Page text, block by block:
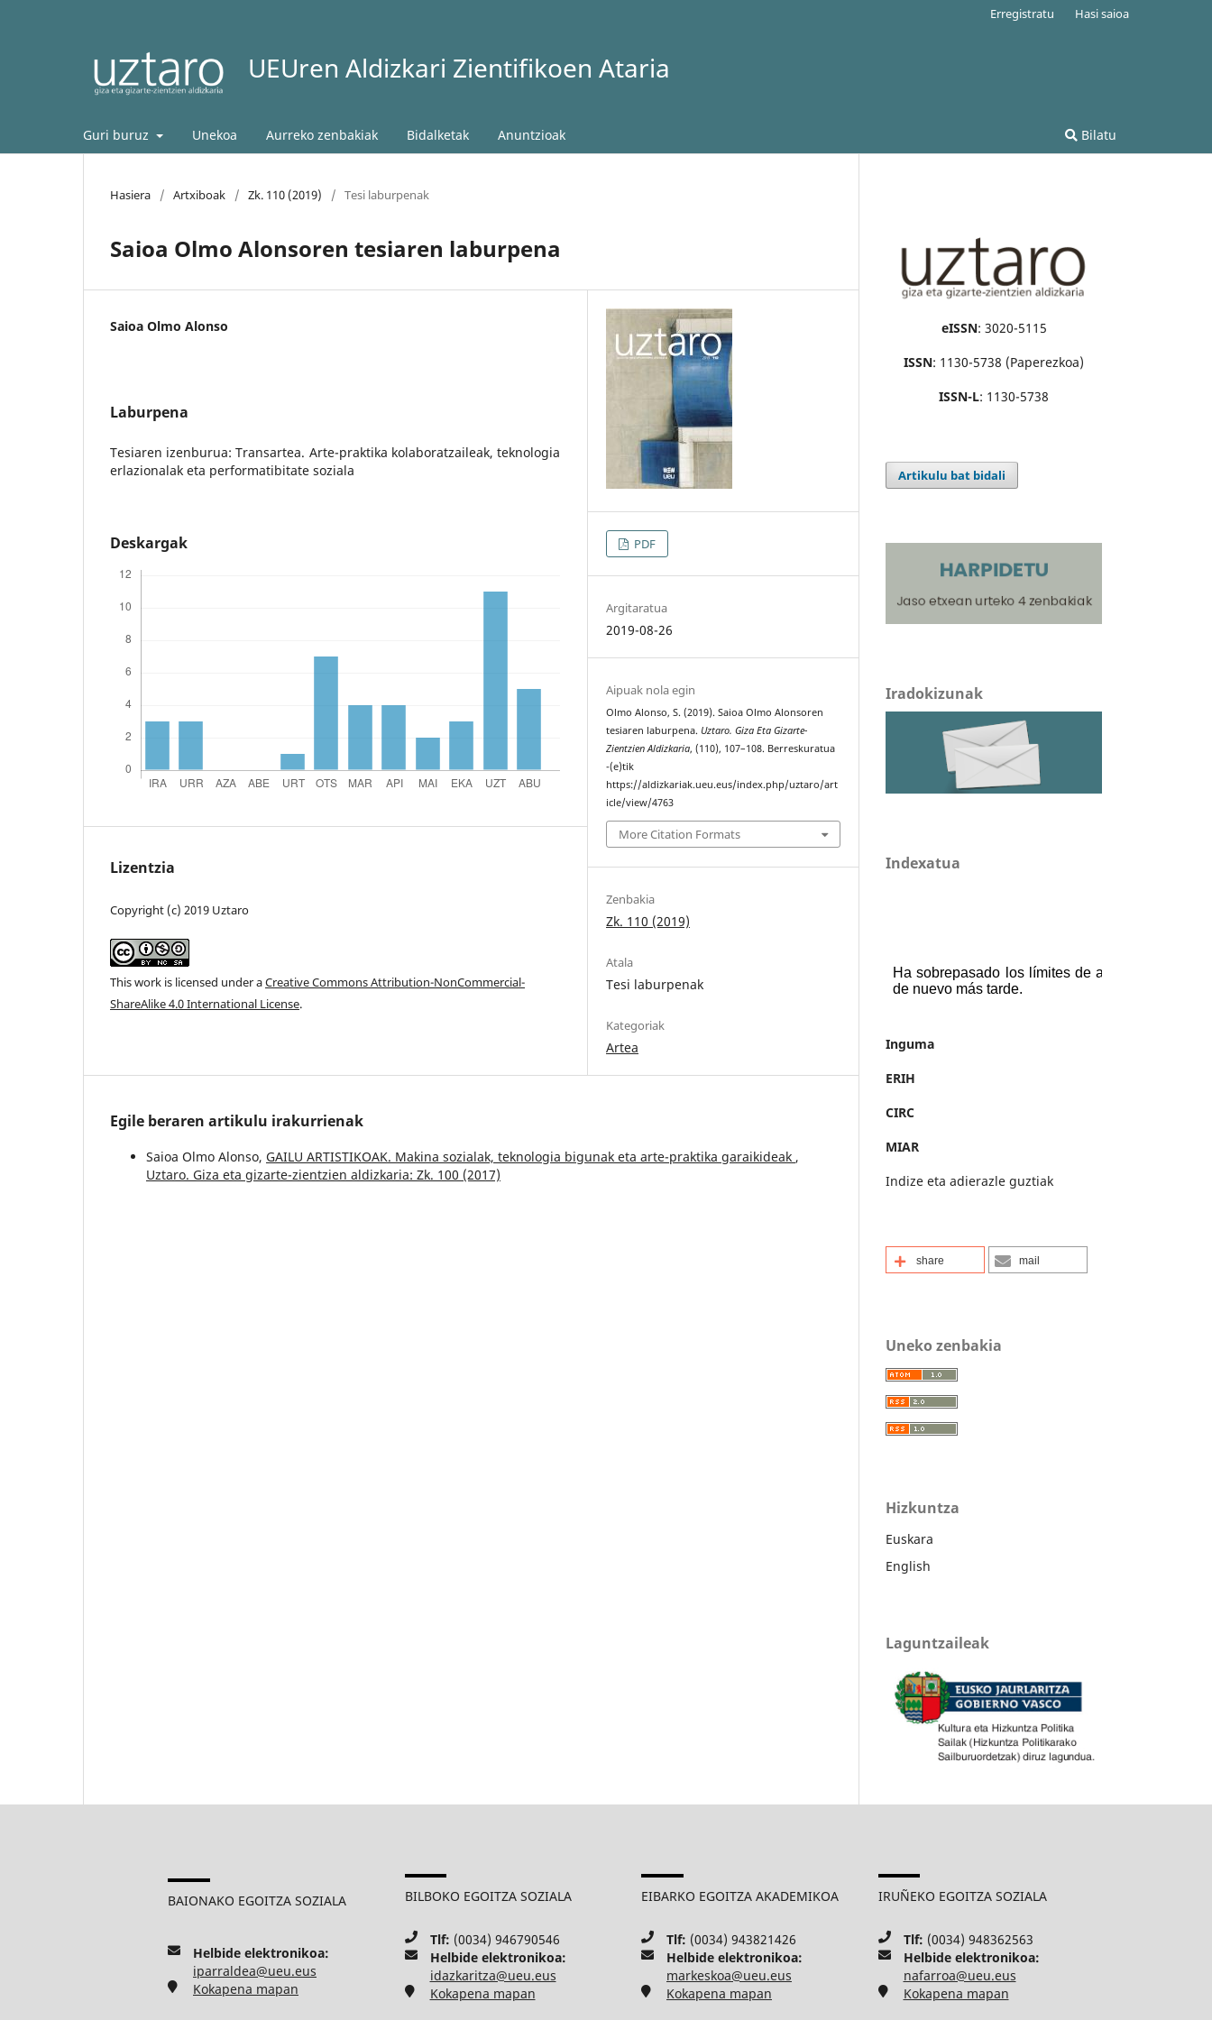
UEUren Aldizkari Zientifikoen Ataria
Guri buruz Unekoa Aurreko zenbakiak Bidalketak Anuntzioak Bilatu
Erregistratu Hasi saioa
Hasiera / Artxiboak / Zk. 110 (2019) / Tesi laburpenak
Saioa Olmo Alonsoren tesiaren laburpena
Saioa Olmo Alonso
Laburpena
Tesiaren izenburua: Transartea. Arte-praktika kolaboratzaileak, teknologia
erlazionalak eta performatibitate soziala
Deskargak
Lizentzia
Copyright (c) 2019 Uztaro
This work is licensed under aCreative Commons Attribution-NonCommercial-
ShareAlike 4.0 International License.
PDF
Argitaratua
2019-08-26
Aipuak nola egin
Olmo Alonso, S. (2019). Saioa Olmo Alonsoren
tesiaren laburpena. Uztaro. Giza Eta Gizarte-
Zientzien Aldizkaria, (110), 107–108. Berreskuratua
-(e)tik
https://aldizkariak.ueu.eus/index.php/uztaro/art
icle/view/4763
More Citation Formats
Zenbakia
Zk. 110 (2019)
Atala
Tesi laburpenak
Kategoriak
Artea
Egile beraren artikulu irakurrienak
Saioa Olmo Alonso, GAILU ARTISTIKOAK. Makina sozialak, teknologia bigunak eta arte-praktika garaikideak ,
Uztaro. Giza eta gizarte-zientzien aldizkaria: Zk. 100 (2017)
eISSN: 3020-5115
ISSN: 1130-5738 (Paperezkoa)
ISSN-L: 1130-5738
Artikulu bat bidali
Iradokizunak
Indexatua
Inguma
ERIH
CIRC
MIAR
Indize eta adierazle guztiak
share mail
Uneko zenbakia
Hizkuntza
Euskara
English
Laguntzaileak
BAIONAKO EGOITZA SOZIALA
Helbide elektronikoa:
iparraldea@ueu.eus
Kokapena mapan
BILBOKO EGOITZA SOZIALA
Tlf: (0034) 946790546
Helbide elektronikoa:
idazkaritza@ueu.eus
Kokapena mapan
EIBARKO EGOITZA AKADEMIKOA
Tlf: (0034) 943821426
Helbide elektronikoa:
markeskoa@ueu.eus
Kokapena mapan
IRUÑEKO EGOITZA SOZIALA
Tlf: (0034) 948362563
Helbide elektronikoa:
nafarroa@ueu.eus
Kokapena mapan